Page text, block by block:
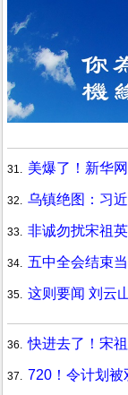
31. 美爆了！新华
32. 乌镇绝图：习
33. 非诚勿扰宋祖
34. 五中全会结束
35. 这则要闻 刘云
36.快进去了！宋
37. 720！令计划被